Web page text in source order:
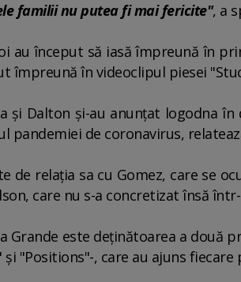
familii nu putea fi mai fericite", a
au început să iasă împreună în
împreună în videoclipul piesei
şi Dalton şi-au anunţat logodna
pandemiei de coronavirus,
de relaţia sa cu Gomez, care se
care nu s-a concretizat însă
Grande este deţinătoarea a două
şi "Positions"-, care au ajuns